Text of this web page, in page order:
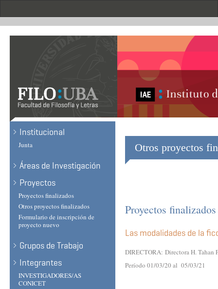
Institucional
Junta
Áreas de Investigación
Proyectos
Proyectos finalizados
Otros proyectos finalizados
Formulario de inscripción de
proyecto nuevo
Grupos de Trabajo
Integrantes
INVESTIGADORES/AS
CONICET
Otros proyectos
Proyectos
Las modalidades de la
DIRECTORA: Directora H. Tahan
Período 01/03/20 al 05/03/21